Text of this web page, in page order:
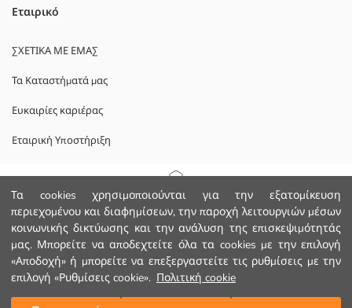
Τα cookies χρησιμοποιούνται για την εξατομίκευση
περιεχομένου και διαφημίσεων, την παροχή λειτουργιών μέσων
κοινωνικής δικτύωσης και την ανάλυση της επισκεψιμότητάς
μας. Μπορείτε να αποδεχτείτε όλα τα cookies με την επιλογή
«Αποδοχή» ή μπορείτε να επεξεργαστείτε τις ρυθμίσεις με την
επιλογή «Ρυθμίσεις cookie». Πολιτική cookie
Αρχική Σελίδα
Κατηγορίες
Το Καλάθι μου
1
Εταιρικό
ΣΧΕΤΙΚΑ ΜΕ ΕΜΑΣ
Τα Καταστήματά μας
Ευκαιρίες καριέρας
Εταιρική Υποστήριξη
Πολιτική Απορρήτου και Ασφάλειας Δεδομένων
Οροι χρήσης
Κατεβάστε την εφαρμογή μας.